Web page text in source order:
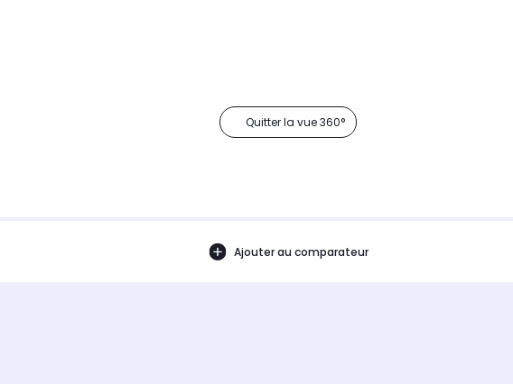
Quitter la vue 360°
Ajouter au comparateur